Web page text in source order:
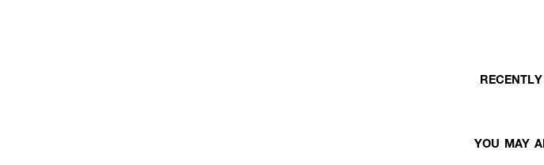
YOU MAY